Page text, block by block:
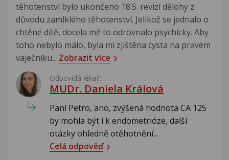
těhotenství bylo ukončeno 18.5. revizí dělohy z
důvodu zamlklého těhotenství. Jelikož se jednalo o
chtěné dítě, docela mě to odrovnalo psychicky. Aby
toho nebylo málo, byla mi zjištěna cysta na pravém
vaječníku... Zobrazit více
Odpovídá lékař:
MUDr. Daniela Králová
Paní Petro, ano, zvýšená hodnota CA 125
by mohla být i k endometrióze, další
otázky ohledně otěhotnění...
Celá odpověď